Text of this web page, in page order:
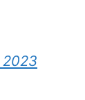
2023